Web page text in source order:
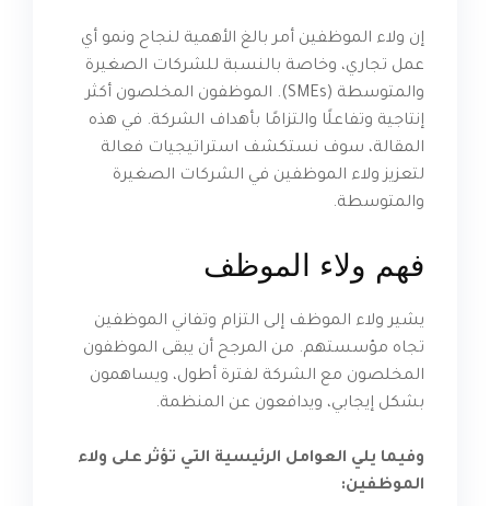
إن ولاء الموظفين أمر بالغ الأهمية لنجاح ونمو أي
عمل تجاري، وخاصة بالنسبة للشركات الصغيرة
والمتوسطة (SMEs). الموظفون المخلصون أكثر
إنتاجية وتفاعلًا والتزامًا بأهداف الشركة. في هذه
المقالة، سوف نستكشف استراتيجيات فعالة
لتعزيز ولاء الموظفين في الشركات الصغيرة
والمتوسطة.
فهم ولاء الموظف
يشير ولاء الموظف إلى التزام وتفاني الموظفين
تجاه مؤسستهم. من المرجح أن يبقى الموظفون
المخلصون مع الشركة لفترة أطول، ويساهمون
بشكل إيجابي، ويدافعون عن المنظمة.
وفيما يلي العوامل الرئيسية التي تؤثر على ولاء
الموظفين: